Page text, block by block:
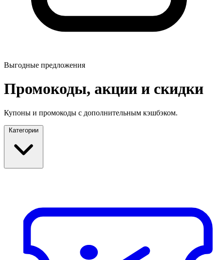
Выгодные предложения
Промокоды, акции и скидки
Купоны и промокоды с дополнительным кэшбэком.
Категории